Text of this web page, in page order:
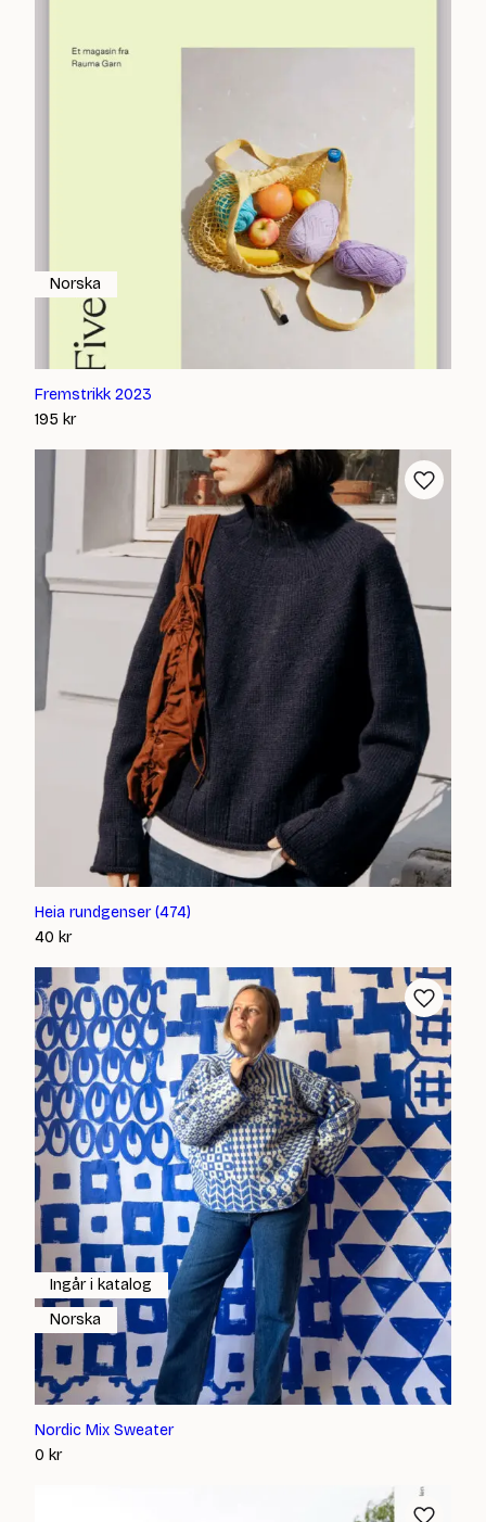
Fremstrikk 2023
195 kr
Norska
Heia rundgenser (474)
40 kr
Nordic Mix Sweater
0 kr
Ingår i katalog
Norska